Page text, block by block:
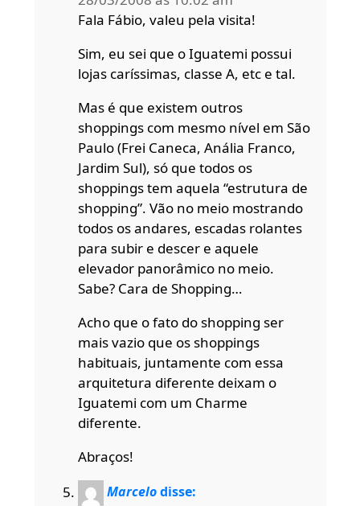
Fala Fábio, valeu pela visita!
Sim, eu sei que o Iguatemi possui
lojas caríssimas, classe A, etc e tal.
Mas é que existem outros
shoppings com mesmo nível em São
Paulo (Frei Caneca, Anália Franco,
Jardim Sul), só que todos os
shoppings tem aquela “estrutura de
shopping”. Vão no meio mostrando
todos os andares, escadas rolantes
para subir e descer e aquele
elevador panorâmico no meio.
Sabe? Cara de Shopping…
Acho que o fato do shopping ser
mais vazio que os shoppings
habituais, juntamente com essa
arquitetura diferente deixam o
Iguatemi com um Charme
diferente.
Abraços!
Marcelo disse: